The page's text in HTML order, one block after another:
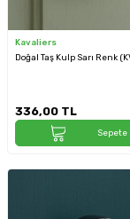
Kavaliers
Doğal Taş Kulp Sarı Renk
336,00 TL
Sepete